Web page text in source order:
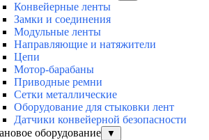
Конвейерные ленты
Замки и соединения
Модульные ленты
Направляющие и натяжители
Цепи
Мотор-барабаны
Приводные ремни
Сетки металлические
Оборудование для стыковки лент
Датчики конвейерной безопасности
оборудование
▼